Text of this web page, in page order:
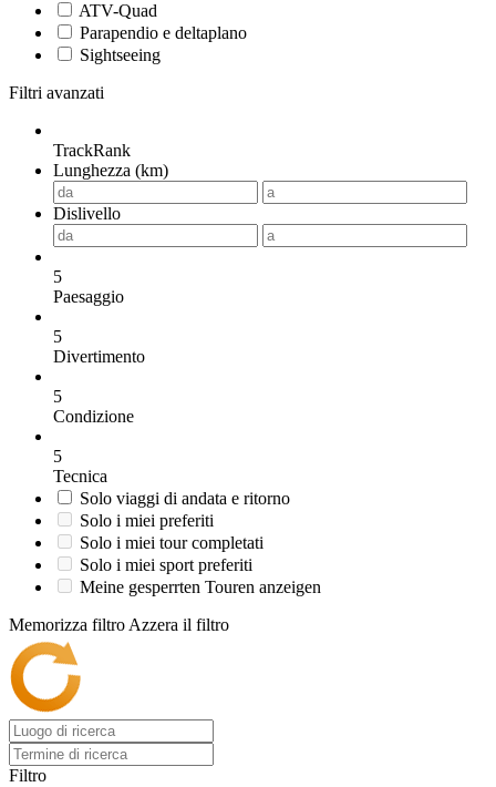
ATV-Quad
Parapendio e deltaplano
Sightseeing
Filtri avanzati
TrackRank
Lunghezza (km)
Dislivello
5
Paesaggio
5
Divertimento
5
Condizione
5
Tecnica
Solo viaggi di andata e ritorno
Solo i miei preferiti
Solo i miei tour completati
Solo i miei sport preferiti
Meine gesperrten Touren anzeigen
Memorizza filtro Azzera il filtro
Filtro